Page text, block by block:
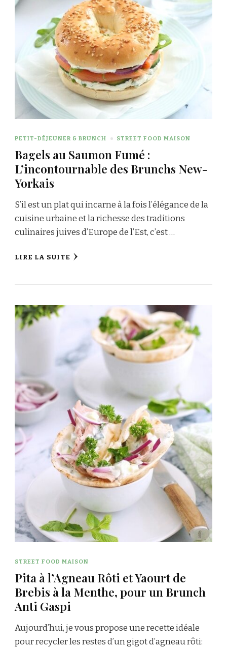
PETIT-DÉJEUNER & BRUNCH STREET FOOD MAISON
Bagels au Saumon Fumé :
L’incontournable des Brunchs New-
Yorkais
S’il est un plat qui incarne à la fois l’élégance de la
cuisine urbaine et la richesse des traditions
culinaires juives d’Europe de l’Est, c’est …
LIRE LA SUITE
STREET FOOD MAISON
Pita à l’Agneau Rôti et Yaourt de
Brebis à la Menthe, pour un Brunch
Anti Gaspi
Aujourd’hui, je vous propose une recette idéale
pour recycler les restes d’un gigot d’agneau rôti: